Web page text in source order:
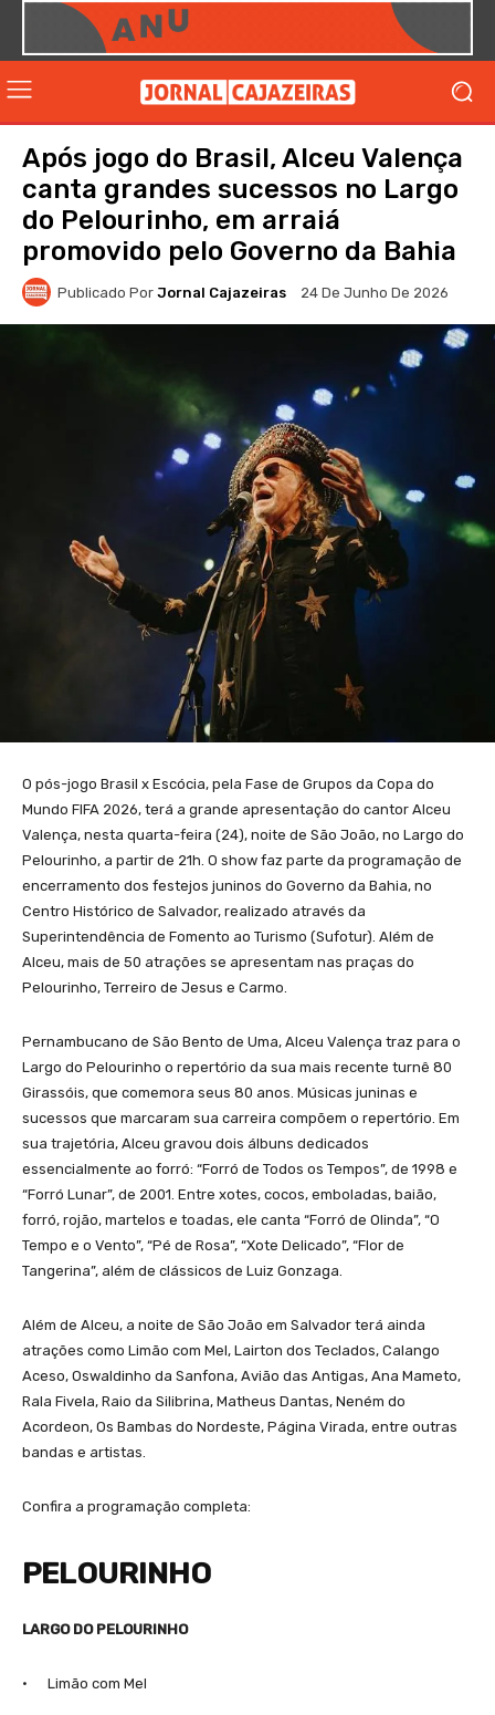
Após jogo do Brasil, Alceu Valença
canta grandes sucessos no Largo
do Pelourinho, em arraiá
promovido pelo Governo da Bahia
Publicado Por Jornal Cajazeiras 24 De Junho De 2026
O pós-jogo Brasil x Escócia, pela Fase de Grupos da Copa do
Mundo FIFA 2026, terá a grande apresentação do cantor Alceu
Valença, nesta quarta-feira (24), noite de São João, no Largo do
Pelourinho, a partir de 21h. O show faz parte da programação de
encerramento dos festejos juninos do Governo da Bahia, no
Centro Histórico de Salvador, realizado através da
Superintendência de Fomento ao Turismo (Sufotur). Além de
Alceu, mais de 50 atrações se apresentam nas praças do
Pelourinho, Terreiro de Jesus e Carmo.
Pernambucano de São Bento de Uma, Alceu Valença traz para o
Largo do Pelourinho o repertório da sua mais recente turnê 80
Girassóis, que comemora seus 80 anos. Músicas juninas e
sucessos que marcaram sua carreira compõem o repertório. Em
sua trajetória, Alceu gravou dois álbuns dedicados
essencialmente ao forró: “Forró de Todos os Tempos”, de 1998 e
“Forró Lunar”, de 2001. Entre xotes, cocos, emboladas, baião,
forró, rojão, martelos e toadas, ele canta “Forró de Olinda”, “O
Tempo e o Vento”, “Pé de Rosa”, “Xote Delicado”, “Flor de
Tangerina”, além de clássicos de Luiz Gonzaga.
Além de Alceu, a noite de São João em Salvador terá ainda
atrações como Limão com Mel, Lairton dos Teclados, Calango
Aceso, Oswaldinho da Sanfona, Avião das Antigas, Ana Mameto,
Rala Fivela, Raio da Silibrina, Matheus Dantas, Neném do
Acordeon, Os Bambas do Nordeste, Página Virada, entre outras
bandas e artistas.
Confira a programação completa:
PELOURINHO
LARGO DO PELOURINHO
· Limão com Mel